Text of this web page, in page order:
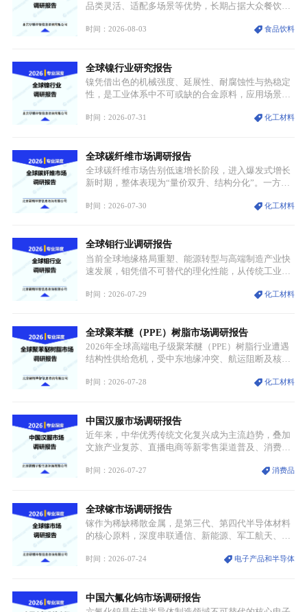
品类灵活、适配多场景等优势，长期占据大众餐饮重
型，叠加消费需求升级、线上流量变革、新零售业态
特点，在消费、创业、政策、技术多重驱动下，依旧
具备强劲的发展活力。
时间：2026-08-03 食品饮料
全球镍行业研究报告
镍凭借出色的机械强度、延展性、耐腐蚀性与热稳定
性，是工业体系中不可或缺的合金原料，应用场景横
用价值难以被替代。依托理化优势，镍被全球主要经
型为新能源核心战略矿产，全球产业形成“印尼掌控
资源与产能、中国主导消费与技术、工艺向低碳湿法
迭代、再生镍加速补位”的全新格局。
时间：2026-07-31 化工材料
全球碳纤维市场调研报告
全球碳纤维市场告别低速增长阶段，进入爆发式增长
新时期，整体表现为“量价双升、结构分化”。一方面
持续扩张；另一方面产品、需求、应用场景呈现明显
体规模扩张，高附加值领域与规模化工业应用形成两
大独立增长体系。
时间：2026-07-30 化工材料
全球钼行业调研报告
当前全球地缘格局重塑、能源转型与高端制造产业快
速发展，钼凭借不可替代的理化性能，从传统工业金
需格局重构、价值体系重估的新阶段。钼是典型难熔
贯穿传统工业、高端制造、军工、新能源等多个核心
产业，成为现代工业体系中不可或缺的基础材料。
时间：2026-07-29 化工材料
全球聚苯醚（PPE）树脂市场调研报告
2026年全球高端电子级聚苯醚（PPE）树脂行业遭遇
结构性供给危机，受中东地缘冲突、航运阻断及核心
停产，行业长期维持寡头垄断的供应链格局彻底瓦
价无市”的供给真空，并沿高频覆铜板、PCB电路板向
AI服务器、5G基站等高端电子终端持续传导，全产业
链生产、成本、交付均承受巨大压力。
时间：2026-07-28 化工材料
中国汉服市场调研报告
近年来，中华优秀传统文化复兴成为主流趋势，叠加
文旅产业复苏、直播电商等新零售渠道普及、消费群
服不再局限于传统节日、古风活动等小众场景，逐步
重要载体。同时，行业标准落地、生产技术升级、原
创设计能力提升，进一步夯实产业发展根基，吸引传
统服饰品牌、文旅企业等跨界入局，市场活力持续释
时间：2026-07-27 消费品
全球镓市场调研报告
镓作为稀缺稀散金属，是第三代、第四代半导体材料
的核心原料，深度串联通信、新能源、军工航天、光
与大国科技博弈的关键战略资源。镓并非传统大宗金
领域渗透”的战略体系，成为全球科技产业运转的刚
需资源。
时间：2026-07-24 电子产品和半导体
中国六氟化钨市场调研报告